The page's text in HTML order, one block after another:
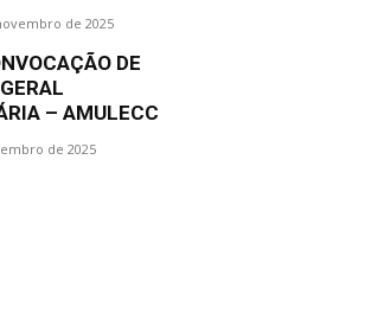
de 2025
DE
– AMULECC
de 2025